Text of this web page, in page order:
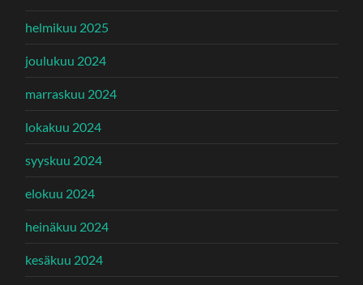
helmikuu 2025
joulukuu 2024
marraskuu 2024
lokakuu 2024
syyskuu 2024
elokuu 2024
heinäkuu 2024
kesäkuu 2024